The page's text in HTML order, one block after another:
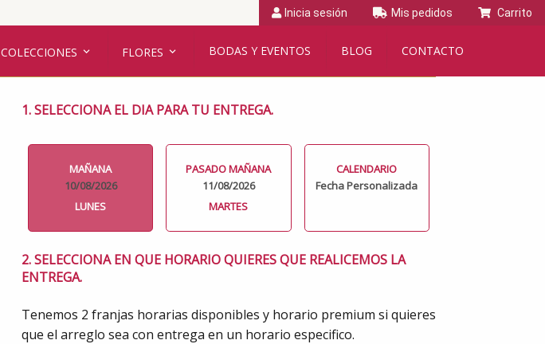
Inicia sesión Mis pedidos Carrito
COLECCIONES FLORES BODAS Y EVENTOS BLOG CONTACTO
1. SELECCIONA EL DIA PARA TU ENTREGA.
MAÑANA
10/08/2026
LUNES
PASADO MAÑANA
11/08/2026
MARTES
CALENDARIO
Fecha Personalizada
2. SELECCIONA EN QUE HORARIO QUIERES QUE REALICEMOS LA
ENTREGA.
Tenemos 2 franjas horarias disponibles y horario premium si quieres
que el arreglo sea con entrega en un horario especifico.